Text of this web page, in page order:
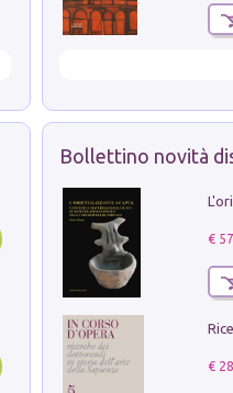
Bollettino novità
€ 57
€